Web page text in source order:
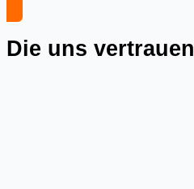
Die uns vertrauen